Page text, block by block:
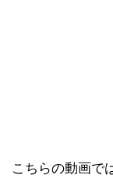
こちらの動画で